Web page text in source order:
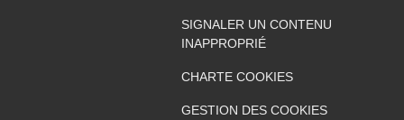
SIGNALER UN CONTENU
INAPPROPRIÉ
CHARTE COOKIES
GESTION DES COOKIES